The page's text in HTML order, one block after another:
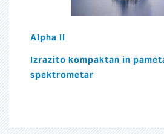
Alpha II
Izrazito kompaktan in
spektrometar